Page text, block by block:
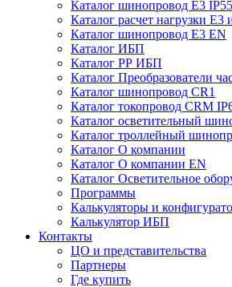
Каталог шинопровод E3 IP55
Каталог расчет нагрузки Е3
Каталог шинопровод E3 EN
Каталог ИБП
Каталог РР ИБП
Каталог Преобразователи
Каталог шинопровод CR1
Каталог токопровод CRM
Каталог осветительный
Каталог троллейный
Каталог О компании
Каталог О компании EN
Каталог Осветительное
Программы
Калькуляторы и
Калькулятор ИБП
Контакты
ЦО и представительства
Партнеры
Где купить